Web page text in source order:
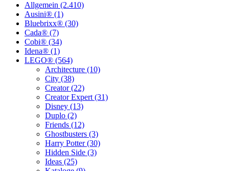
Allgemein (2.410)
Ausini® (1)
Bluebrixx® (30)
Cada® (7)
Cobi® (34)
Idena® (1)
LEGO® (564)
Architecture (10)
City (38)
Creator (22)
Creator Expert (31)
Disney (13)
Duplo (2)
Friends (12)
Ghostbusters (3)
Harry Potter (30)
Hidden Side (3)
Ideas (25)